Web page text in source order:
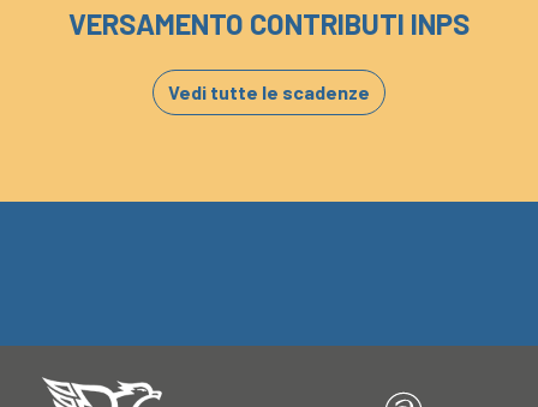
VERSAMENTO CONTRIBUTI INPS
Vedi tutte le scadenze